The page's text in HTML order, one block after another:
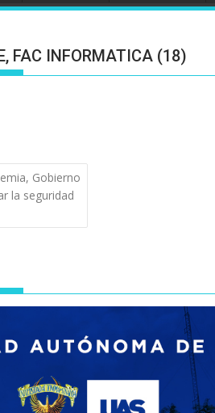
FAC INFORMATICA (18)
Gobierno
la seguridad